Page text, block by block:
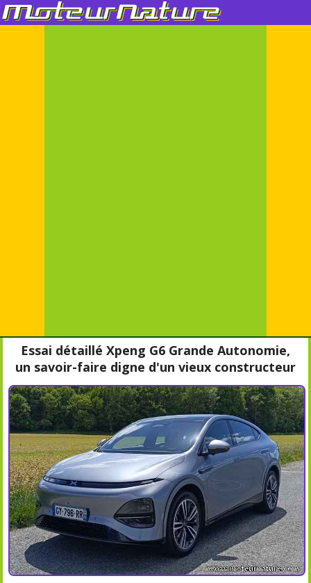
Essai détaillé Xpeng G6 Grande Autonomie,
un savoir-faire digne d'un vieux constructeur